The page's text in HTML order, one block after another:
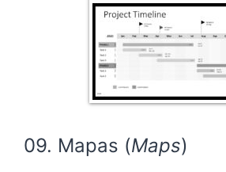
09. Mapas (Maps)